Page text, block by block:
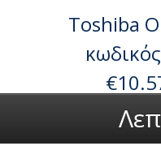
Toshiba